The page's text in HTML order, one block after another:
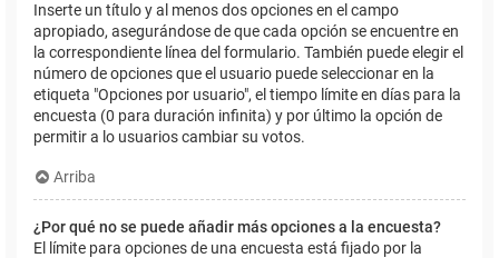
Inserte un título y al menos dos opciones en el campo
apropiado, asegurándose de que cada opción se encuentre en
la correspondiente línea del formulario. También puede elegir el
número de opciones que el usuario puede seleccionar en la
etiqueta "Opciones por usuario", el tiempo límite en días para la
encuesta (0 para duración infinita) y por último la opción de
permitir a lo usuarios cambiar su votos.
Arriba
¿Por qué no se puede añadir más opciones a la encuesta?
El límite para opciones de una encuesta está fijado por la